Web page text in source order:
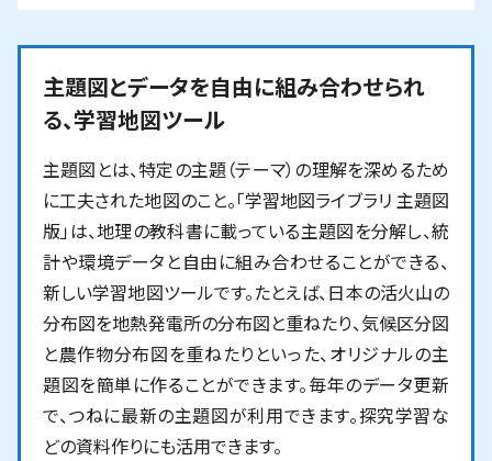
主題図とデータを自由に組み合わせられ
る、学習地図ツール
主題図とは、特定の主題（テーマ）の理解を深めるため
に工夫された地図のこと。「学習地図ライブラリ 主題図
版」は、地理の教科書に載っている主題図を分解し、統
計や環境データと自由に組み合わせることができる、
新しい学習地図ツールです。たとえば、日本の活火山の
分布図を地熱発電所の分布図と重ねたり、気候区分図
と農作物分布図を重ねたりといった、オリジナルの主
題図を簡単に作ることができます。毎年のデータ更新
で、つねに最新の主題図が利用できます。探究学習な
どの資料作りにも活用できます。